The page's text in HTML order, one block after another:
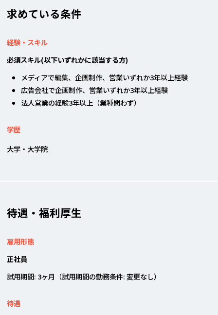
求めている条件
経験・スキル
必須スキル(以下いずれかに該当する方)
メディアで編集、企画制作、営業いずれか3年以上経験
広告会社で企画制作、営業いずれか3年以上経験
法人営業の経験3年以上（業種問わず）
学歴
大学・大学院
待遇・福利厚生
雇用形態
正社員
試用期間: 3ヶ月（試用期間の勤務条件: 変更なし）
待遇